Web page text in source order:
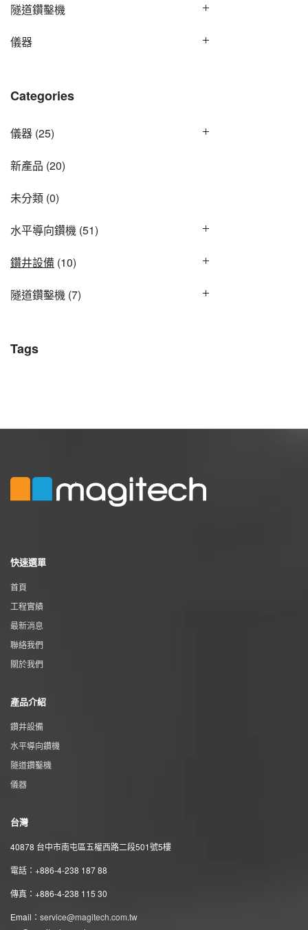
隧道鑽鑿機
儀器
Categories
儀器 (25)
新產品 (20)
未分類 (0)
水平導向鑽機 (51)
鑽井設備 (10)
隧道鑽鑿機 (7)
Tags
快速選單
首頁
工程實績
最新消息
聯絡我們
關於我們
產品介紹
鑽井設備
水平導向鑽機
隧道鑽鑿機
儀器
台灣
40878 台中市南屯區五權西路二段501號5樓
電話：+886-4-238 187 88
傳真：+886-4-238 115 30
Email： service@magitech.com.tw